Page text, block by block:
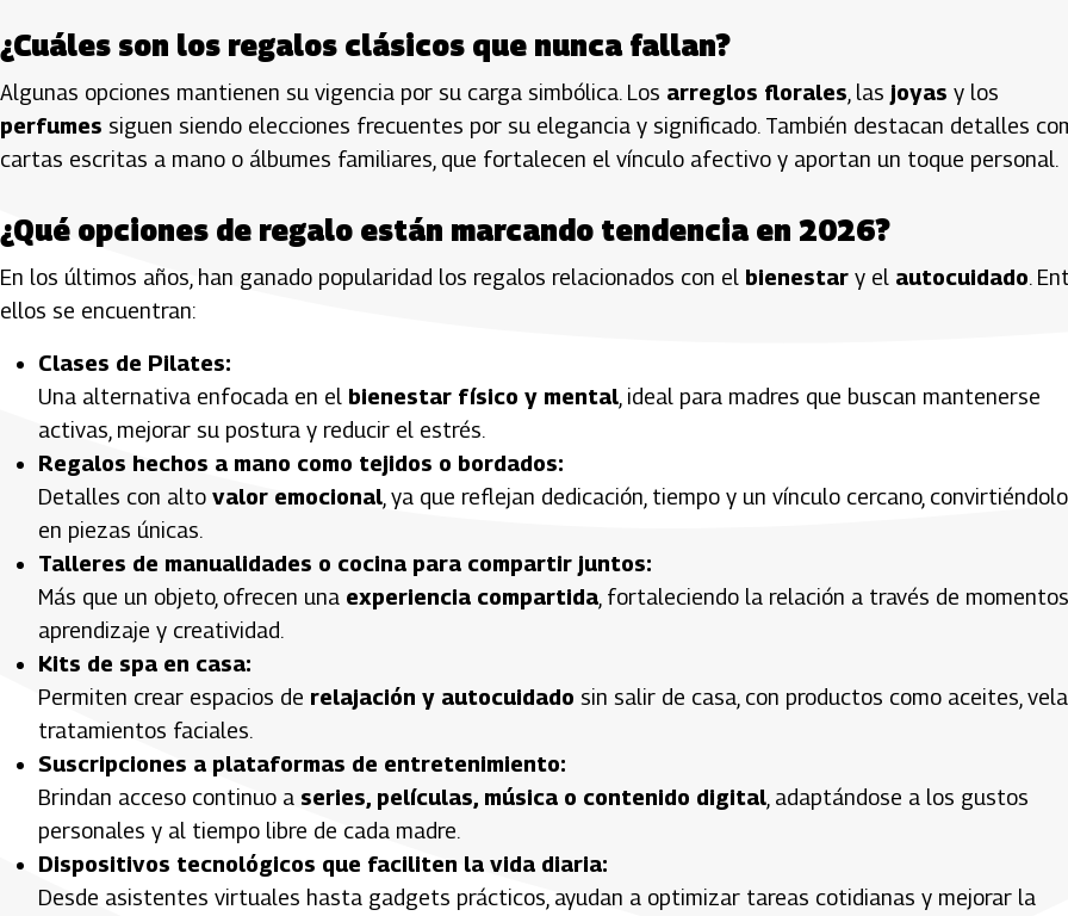
¿Cuáles son los regalos clásicos que nunca fallan?
Algunas opciones mantienen su vigencia por su carga simbólica. Los arreglos florales , las joyas y los
perfumes siguen siendo elecciones frecuentes por su elegancia y significado. También destacan detalles
cartas escritas a mano o álbumes familiares, que fortalecen el vínculo afectivo y aportan un toque personal.
¿Qué opciones de regalo están marcando tendencia en 2026?
En los últimos años, han ganado popularidad los regalos relacionados con el bienestar y el autocuidado.
ellos se encuentran:
Clases de Pilates:
Una alternativa enfocada en el bienestar físico y mental , ideal para madres que buscan mantenerse
activas, mejorar su postura y reducir el estrés.
Regalos hechos a mano como tejidos o bordados:
Detalles con alto valor emocional , ya que reflejan dedicación, tiempo y un vínculo cercano,
en piezas únicas.
Talleres de manualidades o cocina para compartir juntos:
Más que un objeto, ofrecen una experiencia compartida , fortaleciendo la relación a través de
aprendizaje y creatividad.
Kits de spa en casa:
Permiten crear espacios de relajación y autocuidado sin salir de casa, con productos como aceites,
tratamientos faciales.
Suscripciones a plataformas de entretenimiento:
Brindan acceso continuo a series, películas, música o contenido digital , adaptándose a los gustos
personales y al tiempo libre de cada madre.
Dispositivos tecnológicos que faciliten la vida diaria:
Desde asistentes virtuales hasta gadgets prácticos, ayudan a optimizar tareas cotidianas y mejorar la